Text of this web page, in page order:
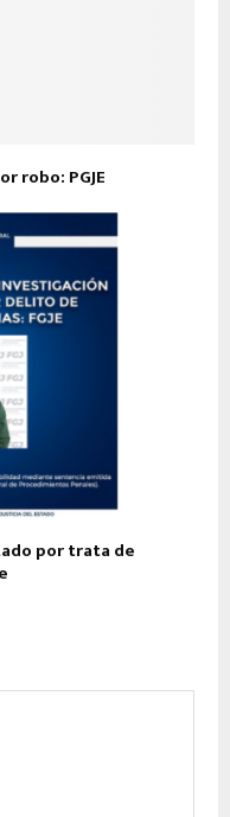
robo: PGJE
por trata de